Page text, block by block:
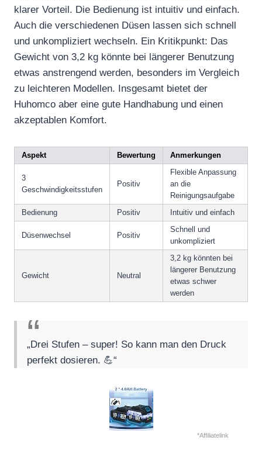
klarer Vorteil. Die Bedienung ist intuitiv und einfach.
Auch die verschiedenen Düsen lassen sich schnell
und unkompliziert wechseln. Ein Kritikpunkt: Das
Gewicht von 3,2 kg könnte bei längerer Benutzung
etwas anstrengend werden, besonders im Vergleich
zu leichteren Modellen. Insgesamt bietet der
Huhomco aber eine gute Handhabung und einen
akzeptablen Komfort.
Aspekt Bewertung Anmerkungen
3
Geschwindigkeitsstufen
Positiv
Flexible Anpassung
an die
Reinigungsaufgabe
Bedienung
Positiv Intuitiv und einfach
Düsenwechsel Positiv
Schnell und
unkompliziert
Gewicht Neutral
3,2 kg könnten bei
längerer Benutzung
etwas schwer
werden
„Drei Stufen – super! So kann man den Druck
perfekt dosieren. 💪“
*Affiliatelink